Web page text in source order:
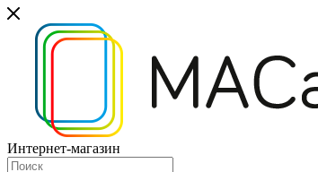
Интернет-магазин